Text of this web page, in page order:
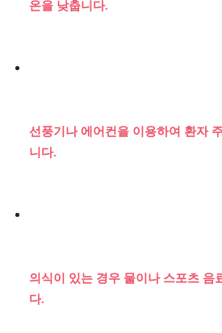
온을 낮춥니다.
선풍기나 에어컨을 이용하여 환자
니다.
의식이 있는 경우 물이나 스포츠 음
다.